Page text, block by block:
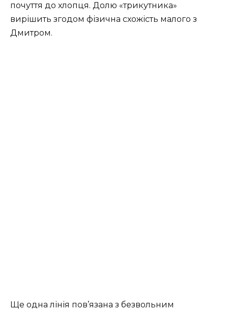
почуття до хлопця. Долю «трикутника»
вирішить згодом фізична схожість малого з
Дмитром.
Ще одна лінія пов’язана з безвольним